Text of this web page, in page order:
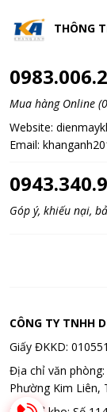
THÔNG
Mua hàng Online
Website:
Email:
Góp ý, khiếu nại,
CÔNG TY TNHH
Giấy ĐKKD:
Địa chỉ văn
Phường Kim Liên,